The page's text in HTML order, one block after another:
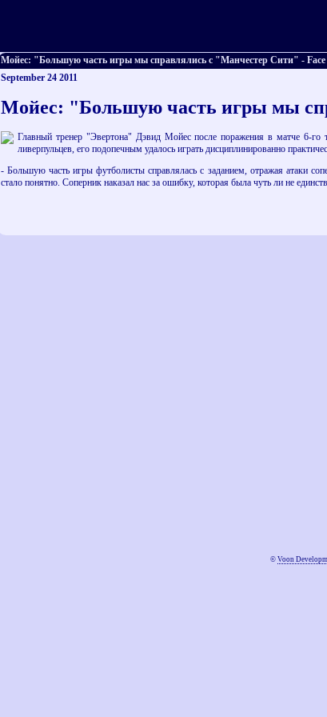
Мойес: "Большую часть игры мы справлялись с "Манчестер Сити" - Face
September 24 2011
Мойес: "Большую часть игры мы
Главный тренер "Эвертона" Дэвид Мойес после поражения в матче 6-го
ливерпульцев, его подопечным удалось играть дисциплинированно
- Большую часть игры футболисты справлялась с заданием, отражая атаки
стало понятно. Соперник наказал нас за ошибку, которая была чуть ли не
© Voon